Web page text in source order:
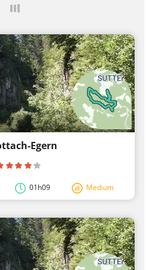
Egern
01h09 Medium